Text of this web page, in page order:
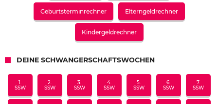
Geburtsterminrechner Elterngeldrechner
Kindergeldrechner
DEINE SCHWANGERSCHAFTSWOCHEN
1.
SSW
2.
SSW
3.
SSW
4.
SSW
5.
SSW
6.
SSW
7.
SSW